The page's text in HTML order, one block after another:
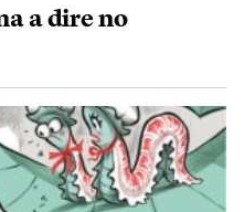
a dire no